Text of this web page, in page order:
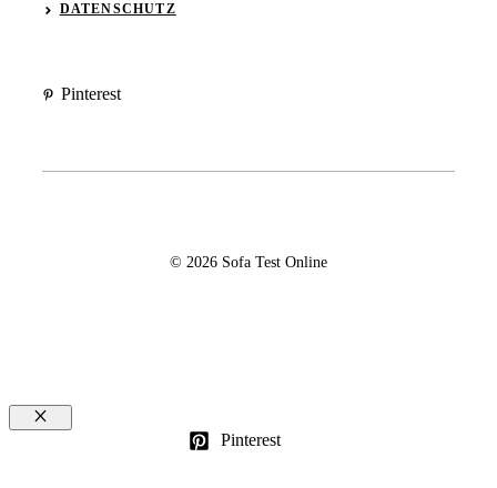
DATENSCHUTZ
Pinterest
© 2026 Sofa Test Online
Schließen Pinterest